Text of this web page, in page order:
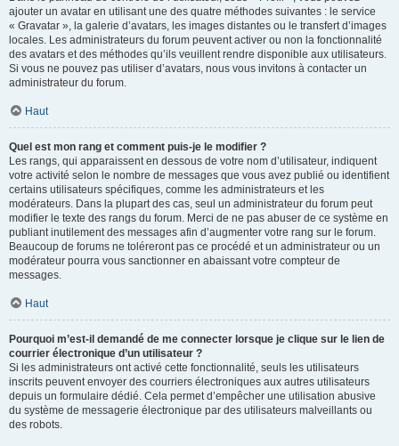
ajouter un avatar en utilisant une des quatre méthodes suivantes : le service
« Gravatar », la galerie d’avatars, les images distantes ou le transfert d’images
locales. Les administrateurs du forum peuvent activer ou non la fonctionnalité
des avatars et des méthodes qu’ils veuillent rendre disponible aux utilisateurs.
Si vous ne pouvez pas utiliser d’avatars, nous vous invitons à contacter un
administrateur du forum.
Haut
Quel est mon rang et comment puis-je le modifier ?
Les rangs, qui apparaissent en dessous de votre nom d’utilisateur, indiquent
votre activité selon le nombre de messages que vous avez publié ou identifient
certains utilisateurs spécifiques, comme les administrateurs et les
modérateurs. Dans la plupart des cas, seul un administrateur du forum peut
modifier le texte des rangs du forum. Merci de ne pas abuser de ce système en
publiant inutilement des messages afin d’augmenter votre rang sur le forum.
Beaucoup de forums ne toléreront pas ce procédé et un administrateur ou un
modérateur pourra vous sanctionner en abaissant votre compteur de
messages.
Haut
Pourquoi m’est-il demandé de me connecter lorsque je clique sur le lien de
courrier électronique d’un utilisateur ?
Si les administrateurs ont activé cette fonctionnalité, seuls les utilisateurs
inscrits peuvent envoyer des courriers électroniques aux autres utilisateurs
depuis un formulaire dédié. Cela permet d’empêcher une utilisation abusive
du système de messagerie électronique par des utilisateurs malveillants ou
des robots.